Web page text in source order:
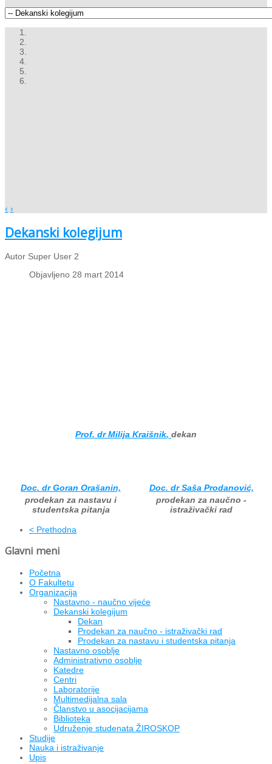
‹ ›
Dekanski kolegijum
Autor Super User 2
Objavljeno 28 mart 2014
Prof. dr Milija Kraišnik, dekan
Doc. dr Goran Orašanin,
Doc. dr Saša Prodanović,
prodekan za nastavu i
studentska pitanja
prodekan za naučno -
istraživački rad
< Prethodna
Glavni meni
Početna
O Fakultetu
Organizacija
Nastavno - naučno vijeće
Dekanski kolegijum
Dekan
Prodekan za naučno - istraživački rad
Prodekan za nastavu i studentska pitanja
Nastavno osoblje
Administrativno osoblje
Katedre
Centri
Laboratorije
Multimedijalna sala
Članstvo u asocijacijama
Biblioteka
Udruženje studenata ŽIROSKOP
Studije
Nauka i istraživanje
Upis